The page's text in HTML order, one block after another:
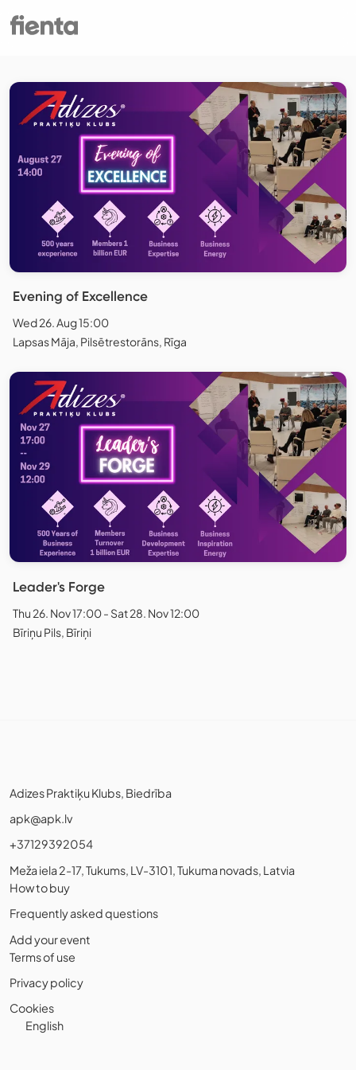
Evening of Excellence
Wed 26. Aug 15:00
Lapsas Māja, Pilsētrestorāns, Rīga
Leader's Forge
Thu 26. Nov 17:00 - Sat 28. Nov 12:00
Bīriņu Pils, Bīriņi
Adizes Praktiķu Klubs, Biedrība
apk@apk.lv
+37129392054
Meža iela 2-17, Tukums, LV-3101, Tukuma novads, Latvia
How to buy
Frequently asked questions
Add your event
Terms of use
Privacy policy
Cookies
English